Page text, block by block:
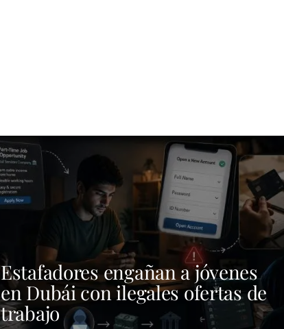
Estafadores engañan a jóvenes
en Dubái con ilegales ofertas de
trabajo